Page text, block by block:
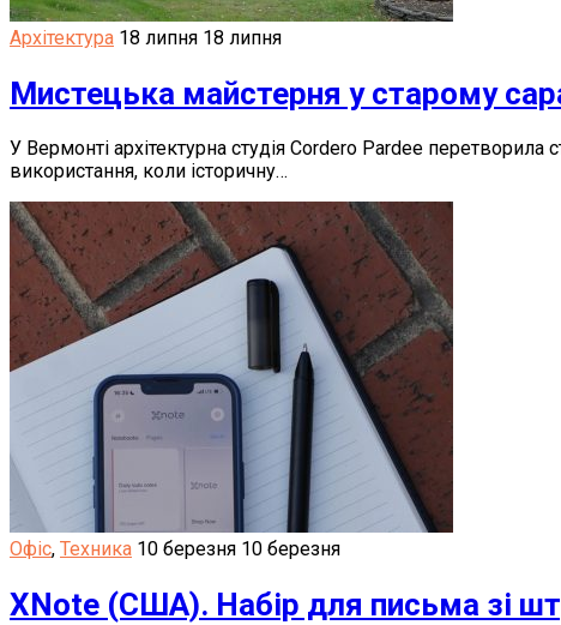
Архітектура 18 липня 18 липня
Мистецька майстерня у старому
У Вермонті архітектурна студія Cordero Pardee
використання, коли історичну…
Офіс, Техника 10 березня 10 березня
XNote (США). Набір для письма зі